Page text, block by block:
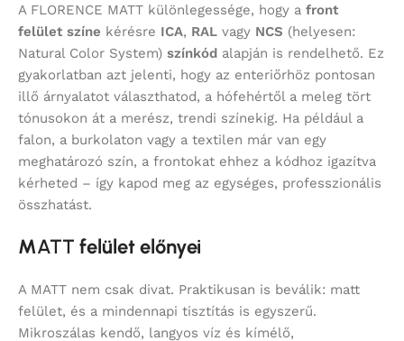
A FLORENCE MATT különlegessége, hogy a front
felület színe kérésre ICA, RAL vagy NCS (helyesen:
Natural Color System) színkód alapján is rendelhető. Ez
gyakorlatban azt jelenti, hogy az enteriőrhöz pontosan
illő árnyalatot választhatod, a hófehértől a meleg tört
tónusokon át a merész, trendi színekig. Ha például a
falon, a burkolaton vagy a textilen már van egy
meghatározó szín, a frontokat ehhez a kódhoz igazítva
kérheted – így kapod meg az egységes, professzionális
összhatást.
MATT felület előnyei
A MATT nem csak divat. Praktikusan is beválik: matt
felület, és a mindennapi tisztítás is egyszerű.
Mikroszálas kendő, langyos víz és kímélő,